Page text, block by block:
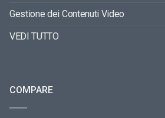
Gestione dei Contenuti Video
VEDI TUTTO
COMPARE